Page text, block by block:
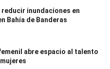
reducir inundaciones en
Bahía de Banderas
abre espacio al talento